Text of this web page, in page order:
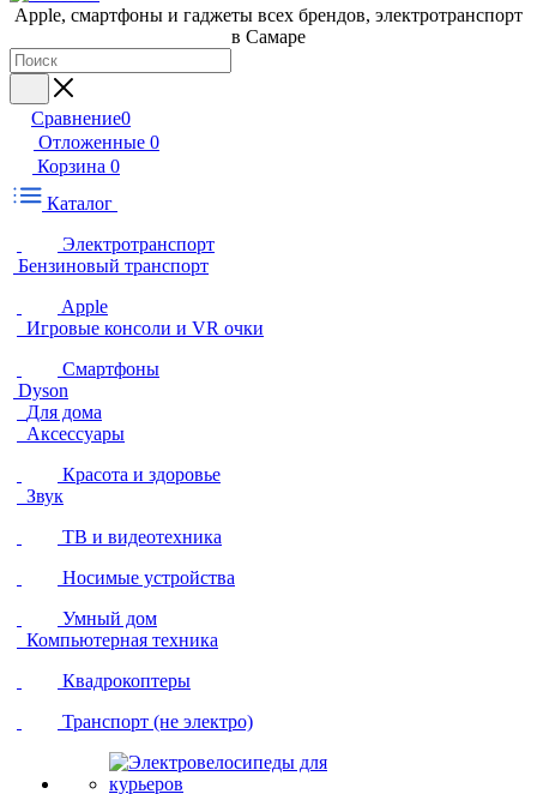
Apple, cмартфоны и гаджеты всех брендов, электротранспорт
в Самаре
Сравнение0
Отложенные 0
Корзина 0
Каталог
Электротранспорт
Бензиновый транспорт
Apple
Игровые консоли и VR очки
Смартфоны
Dyson
Для дома
Аксессуары
Красота и здоровье
Звук
ТВ и видеотехника
Носимые устройства
Умный дом
Компьютерная техника
Квадрокоптеры
Транспорт (не электро)